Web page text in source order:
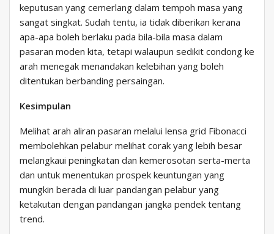
keputusan yang cemerlang dalam tempoh masa yang
sangat singkat. Sudah tentu, ia tidak diberikan kerana
apa-apa boleh berlaku pada bila-bila masa dalam
pasaran moden kita, tetapi walaupun sedikit condong ke
arah menegak menandakan kelebihan yang boleh
ditentukan berbanding persaingan.
Kesimpulan
Melihat arah aliran pasaran melalui lensa grid Fibonacci
membolehkan pelabur melihat corak yang lebih besar
melangkaui peningkatan dan kemerosotan serta-merta
dan untuk menentukan prospek keuntungan yang
mungkin berada di luar pandangan pelabur yang
ketakutan dengan pandangan jangka pendek tentang
trend.